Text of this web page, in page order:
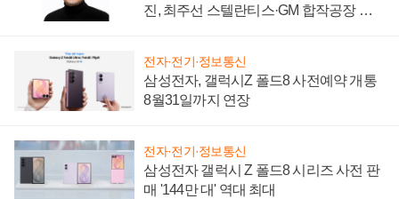
진, 최주선 스텔란티스·GM 합작공장 건
전자·전기·정보통신
삼성전자, 갤럭시Z 폴드8 사전예약 개통
8월31일까지 연장
전자·전기·정보통신
삼성전자 갤럭시 Z 폴드8 시리즈 사전 판
매 '144만 대' 역대 최대